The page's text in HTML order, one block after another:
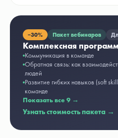
−30% Пакет вебинаров
Комплексная
Коммуникация в команде
Обратная связь: как
людей
Развитие гибких навыков (soft
команде
Показать все 9 →
Узнать стоимость пакета →